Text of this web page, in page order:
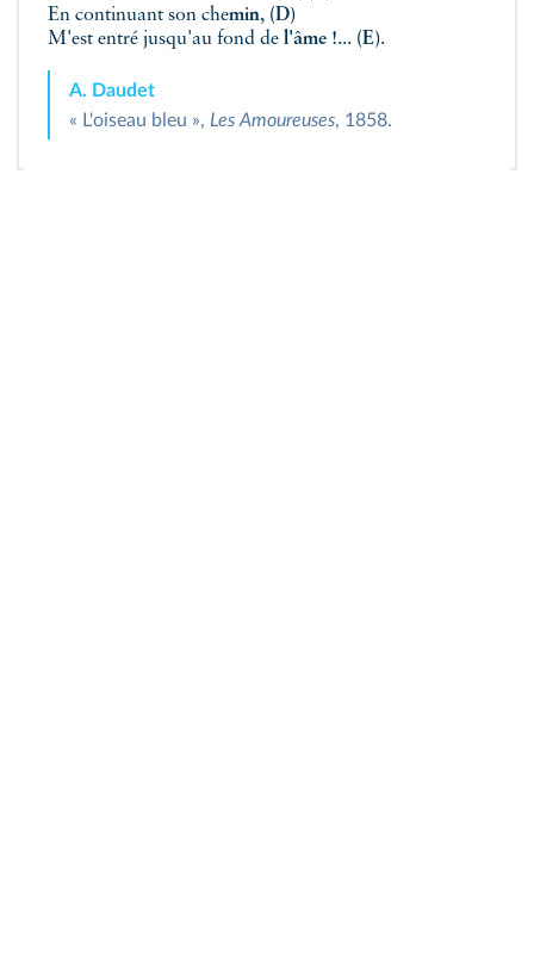
En continuant son chemin, (D)
M'est entré jusqu'au fond de l'âme !... (E).
A. Daudet
« L'oiseau bleu », Les Amoureuses, 1858.